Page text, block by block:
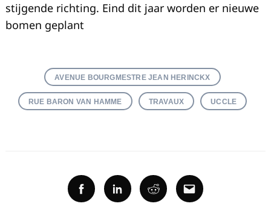
stijgende richting. Eind dit jaar worden er nieuwe
bomen geplant
AVENUE BOURGMESTRE JEAN HERINCKX
RUE BARON VAN HAMME TRAVAUX UCCLE
FacebookLinkedinRedditEmail